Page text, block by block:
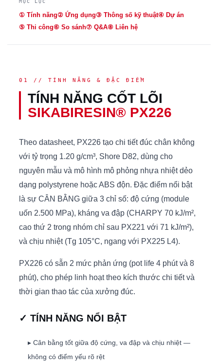
MỤC LỤC
① Tính năng② Ứng dụng③ Thông số kỹ thuật④ Dự án
⑤ Thi công⑥ So sánh⑦ Q&A⑧ Liên hệ
01 // TÍNH NĂNG & ĐẶC ĐIỂM
TÍNH NĂNG CỐT LÕI
SIKABIRESIN® PX226
Theo datasheet, PX226 tạo chi tiết đúc chân không
với tỷ trọng 1.20 g/cm³, Shore D82, dùng cho
nguyên mẫu và mô hình mô phỏng nhựa nhiệt dẻo
dạng polystyrene hoặc ABS độn. Đặc điểm nổi bật
là sự CÂN BẰNG giữa 3 chỉ số: độ cứng (module
uốn 2.500 MPa), kháng va đập (CHARPY 70 kJ/m²,
cao thứ 2 trong nhóm chỉ sau PX221 với 71 kJ/m²),
và chịu nhiệt (Tg 105°C, ngang với PX225 L4).
PX226 có sẵn 2 mức phản ứng (pot life 4 phút và 8
phút), cho phép linh hoạt theo kích thước chi tiết và
thời gian thao tác của xưởng đúc.
✓ TÍNH NĂNG NỔI BẬT
▸ Cân bằng tốt giữa độ cứng, va đập và chịu nhiệt —
không có điểm yếu rõ rệt